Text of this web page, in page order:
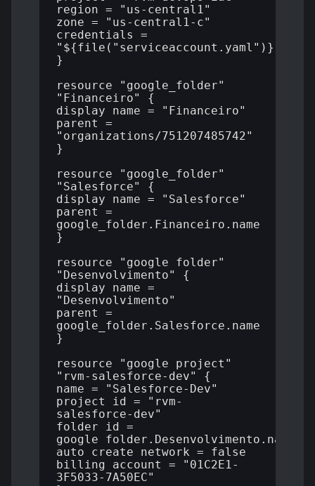
region = "us-central1"
zone = "us-central1-c"
credentials =
"${file("serviceaccount.yaml")}"
}
resource "google_folder"
"Financeiro" {
display_name = "Financeiro"
parent =
"organizations/751207485742"
}
resource "google_folder"
"Salesforce" {
display_name = "Salesforce"
parent =
google_folder.Financeiro.name
}
resource "google_folder"
"Desenvolvimento" {
display_name =
"Desenvolvimento"
parent =
google_folder.Salesforce.name
}
resource "google_project"
"rvm-salesforce-dev" {
name = "Salesforce-Dev"
project_id = "rvm-
salesforce-dev"
folder_id =
google_folder.Desenvolvimento.name
auto_create_network = false
billing_account = "01C2E1-
3F5033-7A50EC"